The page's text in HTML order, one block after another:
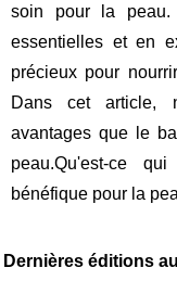
soin pour la peau.
essentielles et en
précieux pour
Dans cet article,
avantages que le
peau.Qu'est-ce
bénéfique pour la
Dernières éditions